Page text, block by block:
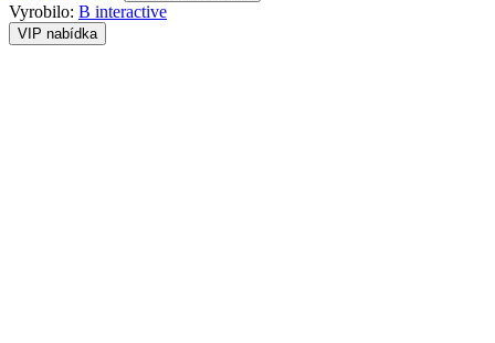
Vyrobilo: B interactive
VIP nabídka